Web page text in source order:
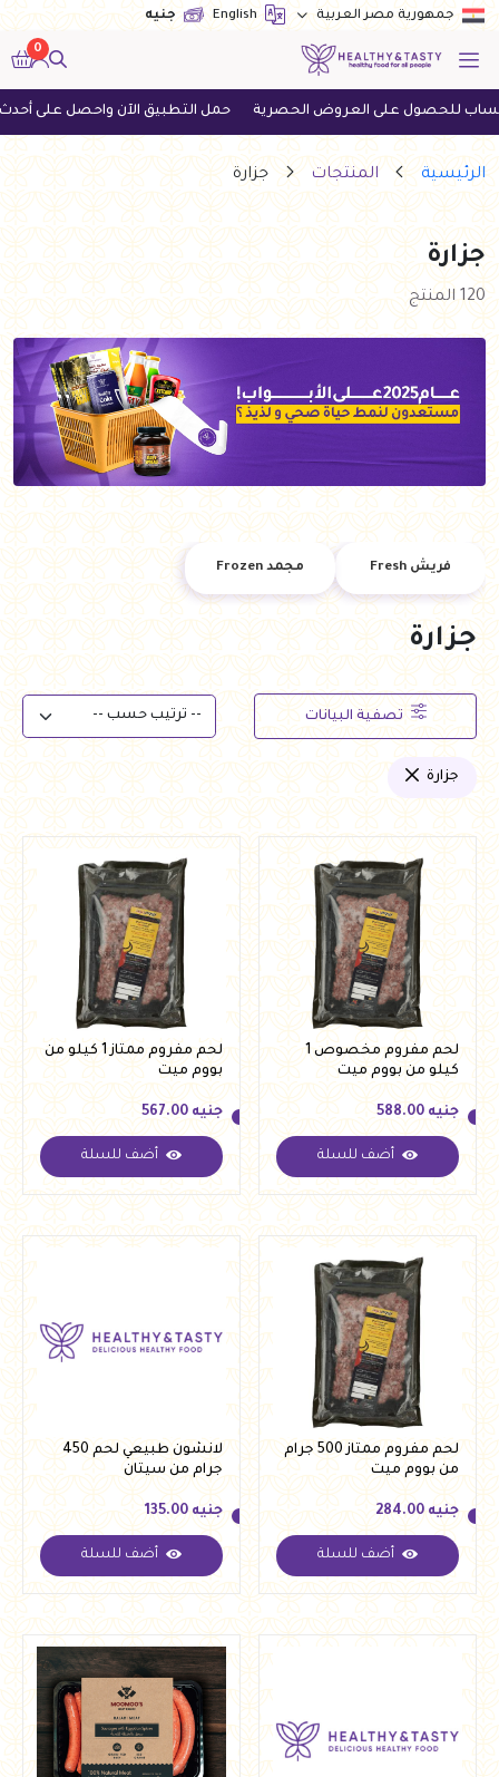
جمهورية مصر العربية English جنيه
0
الحصرية حمل التطبيق الآن واحصل على أحدث العروض اطلب
الرئيسية المنتجات جزارة
جزارة
120 المنتج
فريش Fresh مجمد Frozen
جزارة
جزارة
لحم مفروم مخصوص 1
كيلو من بووم ميت
جنيه
جنيه 588.00
أضف للسلة
لحم مفروم ممتاز 1 كيلو من
بووم ميت
جنيه
جنيه 567.00
أضف للسلة
لحم مفروم ممتاز 500 جرام
من بووم ميت
جنيه
جنيه 284.00
أضف للسلة
لانشون طبيعي لحم 450
جرام من سيتان
جنيه
جنيه 135.00
أضف للسلة